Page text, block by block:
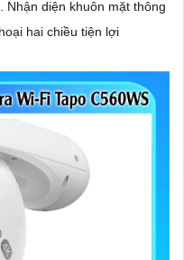
hai chiều tiện lợi